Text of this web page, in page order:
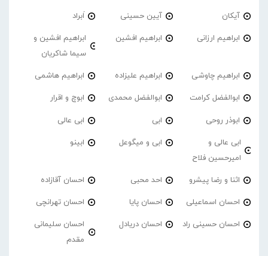
آیکان آیین حسینی اَبراد
ابراهیم ارزانی ابراهیم افشین
ابراهیم افشین و
سیما شاکریان
ابراهیم چاوشی ابراهیم علیزاده ابراهیم هاشمی
ابوالفضل کرامت ابوالفضل محمدی ابوچ و اقرار
ابوذر روحی ابی ابی عالی
ابی عالی و
امیرحسین فلاح
ابی و میگوعل ابینو
اثنا و رضا پیشرو احد محبی احسان آقازاده
احسان اسماعیلی احسان پایا احسان تهرانچی
احسان حسینی راد احسان دریادل
احسان سلیمانی
مقدم